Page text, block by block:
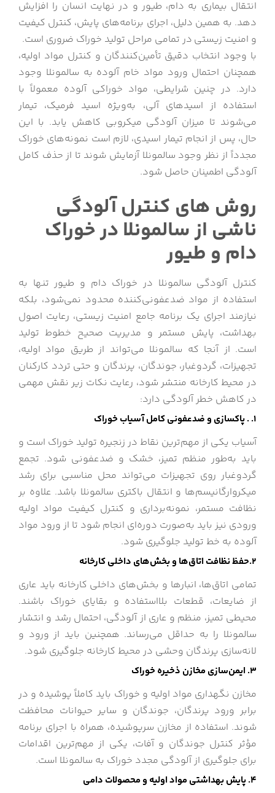
انتقال بیماری به دام، طیور و در نهایت انسان را افزایش
دهد. به همین دلیل، اجرای برنامه‌های پایش، کنترل کیفیت
و امنیت زیستی در تمامی مراحل تولید خوراک ضروری است.
با وجود انتخاب دقیق تأمین‌کنندگان و کنترل مواد اولیه،
همچنان احتمال ورود مواد خام آلوده به سالمونلا وجود
دارد. در چنین شرایطی، مواد خوراکی آلوده معمولاً با
استفاده از اسیدهای آلی، به‌ویژه اسید فرمیک، تیمار
می‌شوند تا میزان آلودگی میکروبی کاهش یابد. با این
حال، پس از انجام تیمار اسیدی، لازم است نمونه‌های خوراک
مجدداً از نظر وجود سالمونلا آزمایش شوند تا از حذف کامل
آلودگی اطمینان حاصل شود.
روش های کنترل آلودگی
ناشی از سالمونلا در خوراک
دام و طیور
کنترل آلودگی سالمونلا در خوراک دام و طیور تنها به
استفاده از مواد ضدعفونی‌کننده محدود نمی‌شود، بلکه
نیازمند اجرای یک برنامه جامع امنیت زیستی، رعایت اصول
بهداشت، پایش مستمر و مدیریت صحیح خطوط تولید
است. از آنجا که سالمونلا می‌تواند از طریق مواد اولیه،
تجهیزات، گردوغبار، جوندگان، پرندگان و حتی تردد کارکنان
در محیط کارخانه منتشر شود، رعایت نکات زیر نقش مهمی
در کاهش خطر آلودگی دارد:
1. . پاکسازی و ضدعفونی کامل آسیاب خوراک
آسیاب یکی از مهم‌ترین نقاط در زنجیره تولید خوراک است و
باید به‌طور منظم تمیز، خشک و ضدعفونی شود. تجمع
گردوغبار روی تجهیزات می‌تواند محل مناسبی برای رشد
میکروارگانیسم‌ها و انتقال باکتری سالمونلا باشد. علاوه بر
نظافت مستمر، نمونه‌برداری و کنترل کیفیت مواد اولیه
ورودی نیز باید به‌صورت دوره‌ای انجام شود تا از ورود مواد
آلوده به خط تولید جلوگیری شود.
2.حفظ نظافت اتاق‌ها و بخش‌های داخلی کارخانه
تمامی اتاق‌ها، انبارها و بخش‌های داخلی کارخانه باید عاری
از ضایعات، قطعات بلااستفاده و بقایای خوراک باشند.
محیطی تمیز، منظم و عاری از آلودگی، احتمال رشد و انتشار
سالمونلا را به حداقل می‌رساند. همچنین باید از ورود و
لانه‌سازی پرندگان وحشی در محیط کارخانه جلوگیری شود.
3. ایمن‌سازی مخازن ذخیره خوراک
مخازن نگهداری مواد اولیه و خوراک باید کاملاً پوشیده و در
برابر ورود پرندگان، جوندگان و سایر حیوانات محافظت
شوند. استفاده از مخازن سرپوشیده، همراه با اجرای برنامه
مؤثر کنترل جوندگان و آفات، یکی از مهم‌ترین اقدامات
برای جلوگیری از آلودگی مجدد خوراک به سالمونلا است.
4. پایش بهداشتی مواد اولیه و محصولات دامی